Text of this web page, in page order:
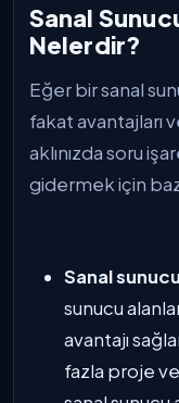
Sanal
Nelerdir?
Eğer bir sanal
fakat avantajları
aklınızda soru
gidermek için
Sanal
sunucu
avantajı
fazla proje